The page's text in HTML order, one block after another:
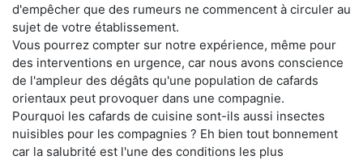
d'empêcher que des rumeurs ne commencent à circuler au
sujet de votre établissement.
Vous pourrez compter sur notre expérience, même pour
des interventions en urgence, car nous avons conscience
de l'ampleur des dégâts qu'une population de cafards
orientaux peut provoquer dans une compagnie.
Pourquoi les cafards de cuisine sont-ils aussi insectes
nuisibles pour les compagnies ? Eh bien tout bonnement
car la salubrité est l'une des conditions les plus